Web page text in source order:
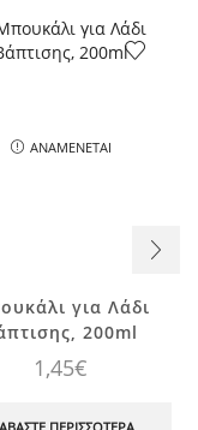
ΑΝΑΜΈΝΕΤΑΙ
για Λάδι
200ml
1,45€